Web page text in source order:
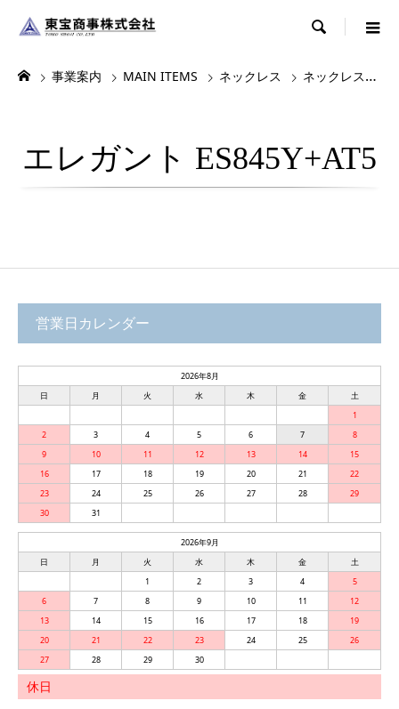

事業案内 MAIN ITEMS ネックレス ネックレス・チョーカー
エレガント ES845Y+AT5
営業日カレンダー
2026年8月
日
月 火 水 木 金
土
1
2
3 4 5 6 7
8
9
10 11 12 13 14
15
16
17 18 19 20 21
22
23
24 25 26 27 28
29
30
31
2026年9月
日
月 火 水 木 金
土
1
2 3 4
5
6
7 8 9 10 11
12
13
14 15 16 17 18
19
20
21 22 23 24 25
26
27
28 29 30
休日